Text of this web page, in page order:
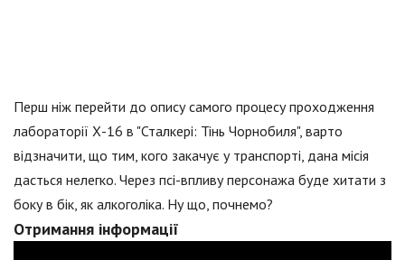
Перш ніж перейти до опису самого процесу проходження
лабораторії Х-16 в "Сталкері: Тінь Чорнобиля", варто
відзначити, що тим, кого закачує у транспорті, дана місія
дасться нелегко. Через псі-впливу персонажа буде хитати з
боку в бік, як алкоголіка. Ну що, почнемо?
Отримання інформації